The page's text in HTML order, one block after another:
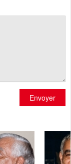
Envoyer